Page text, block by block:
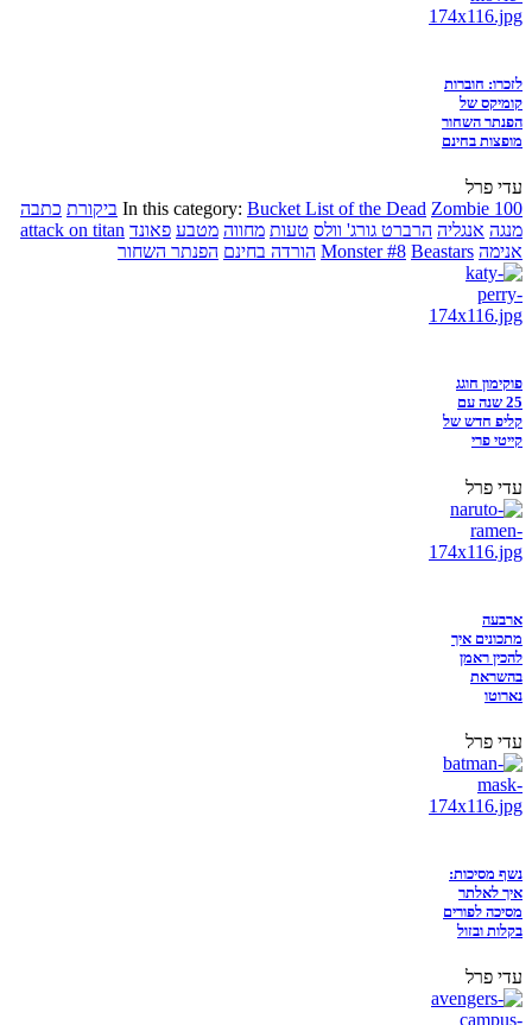
לזכרו: חוברות
קומיקס של
הפנתר השחור
מופצות בחינם
עדי פרל
In this category: Bucket List of the Dead Zombie 100 ביקורת כתבה
מנגה אנגליה הרברט גורג' וולס טעות מחווה מטבע פאונד attack on titan
אנימה
Monster #8 Beastars הורדה בחינם הפנתר השחור
פוקימון חוגג
25 שנה עם
קליפ חדש של
קייטי פרי
עדי פרל
ארבעה
מתכונים איך
להכין ראמן
בהשראת
נארוטו
עדי פרל
נשף מסיכות:
איך לאלתר
מסיכה לפורים
בקלות ובזול
עדי פרל